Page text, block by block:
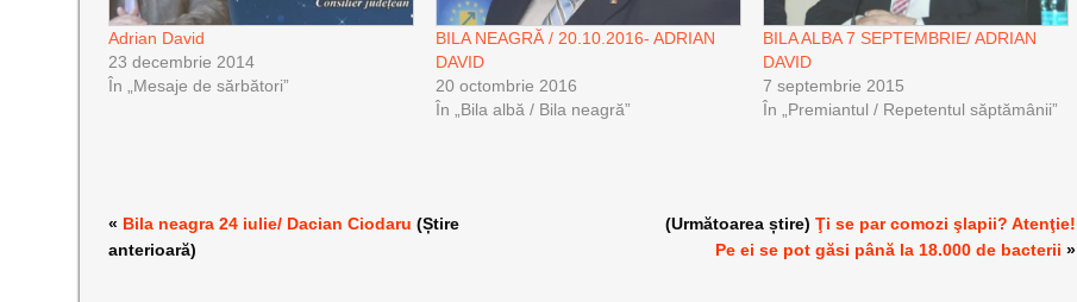
Adrian David
23 decembrie 2014
În „Mesaje de sărbători”
BILA NEAGRĂ / 20.10.2016- ADRIAN
DAVID
20 octombrie 2016
În „Bila albă / Bila neagră”
BILA ALBA 7 SEPTEMBRIE/ ADRIAN
DAVID
7 septembrie 2015
În „Premiantul / Repetentul săptămânii”
« Bila neagra 24 iulie/ Dacian Ciodaru (Știre
anterioară)
(Următoarea știre)Ţi se par comozi şlapii? Atenţie!
Pe ei se pot găsi până la 18.000 de bacterii »